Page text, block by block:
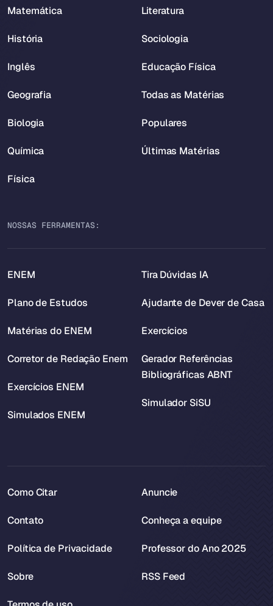
Matemática
História
Inglês
Geografia
Biologia
Química
Física
Literatura
Sociologia
Educação Física
Todas as Matérias
Populares
Últimas Matérias
NOSSAS FERRAMENTAS:
ENEM
Plano de Estudos
Matérias do ENEM
Corretor de Redação Enem
Exercícios ENEM
Simulados ENEM
Tira Dúvidas IA
Ajudante de Dever de Casa
Exercícios
Gerador Referências
Bibliográficas ABNT
Simulador SiSU
Como Citar
Contato
Política de Privacidade
Sobre
Anuncie
Conheça a equipe
Professor do Ano 2025
RSS Feed